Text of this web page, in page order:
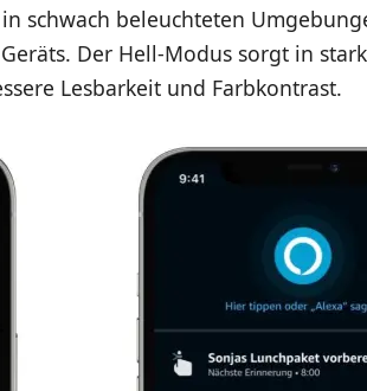
schwach beleuchteten
Der Hell-Modus sorgt in stark
Lesbarkeit und Farbkontrast.